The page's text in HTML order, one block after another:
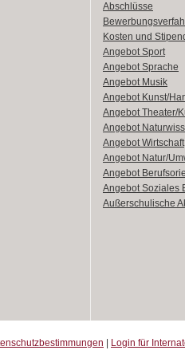
Abschlüsse
Kosten und
Angebot Sport
Angebot Sprache
Angebot Musik
Angebot Kunst/
Angebot Theater/
Angebot
Angebot Wirtschaft
Angebot Natur/
Angebot
Angebot Soziales
Außerschulische
Login für